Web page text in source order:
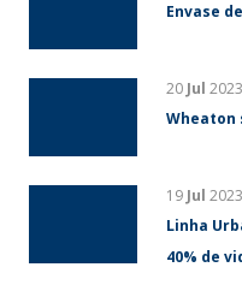
Envase
20 Jul 2023
Wheaton
19 Jul 2023
Linha
40% de